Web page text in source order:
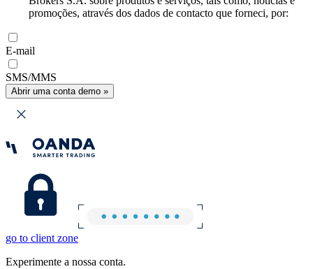
promoções, através dos dados de contacto que forneci, por:
E-mail
SMS/MMS
Abrir uma conta demo »
go to client zone
Experimente a nossa conta.